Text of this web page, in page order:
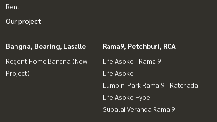
Rent
Our project
Bangna, Bearing, Lasalle
Regent Home Bangna (New
Project)
Rama9, Petchburi, RCA
Life Asoke - Rama 9
Life Asoke
Lumpini Park Rama 9 - Ratchada
Life Asoke Hype
Supalai Veranda Rama 9